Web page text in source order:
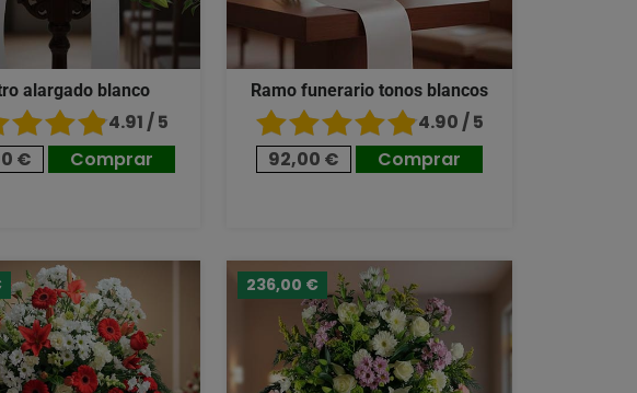
alargado blanco
4.91 / 5
€
Comprar
Ramo funerario tonos blancos
4.90 / 5
92,00 €
Comprar
236,00 €